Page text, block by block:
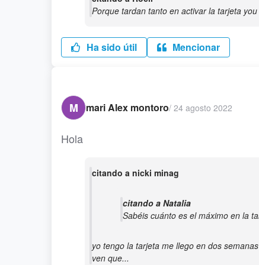
Porque tardan tanto en activar la tarjeta
Ha sido útil Mencionar
M mari Alex montoro/ 24 agosto 2022
Hola
citando a nicki minag
citando a Natalia
Sabéis cuánto es el máximo en la
yo tengo la tarjeta me llego en dos
ven que...